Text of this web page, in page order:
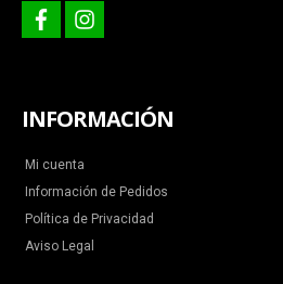
facebookinstagram
INFORMACIÓN
Mi cuenta
Información de Pedidos
Política de Privacidad
Aviso Legal